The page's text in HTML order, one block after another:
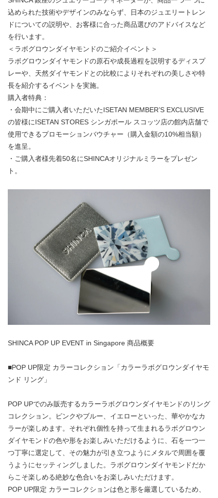
込められた技術やデザインのみならず、日本のジュエリートレン
ドについての説明や、お客様に合った商品選びのアドバイスなど
を行います。
＜ラボグロウンダイヤモンドのご紹介イベント＞
ラボグロウンダイヤモンドの原石や成長過程を説明するディスプ
レーや、天然ダイヤモンドとの比較によりそれぞれの美しさや特
長を紹介するイベントを実施。
購入者特典：
・会期中にご購入者いただいたISETAN MEMBER’S EXCLUSIVE
の皆様にISETAN STORES シンガポール スコッツ店の館内店舗で
使用できるプロモーションバウチャー（購入金額の10%相当額）
を進呈。
・ご購入者様先着50名にSHINCAオリジナルミラーをプレゼン
ト。
SHINCA POP UP EVENT in Singapore 商品概要
■POP UP限定 カラーコレクション「カラーラボグロウンダイヤモ
ンド リング」
POP UPでのみ販売するカラーラボグロウンダイヤモンドのリング
コレクション。ピンクやブルー、イエローといった、華やかなカ
ラーが楽しめます。それぞれ個性を持って生まれるラボグロウン
ダイヤモンドの色や形をお楽しみいただけるように、石を一つ一
つ丁寧に選定して、その魅力が引き立つようにメタルで周囲を覆
うようにセッティングしました。ラボグロウンダイヤモンドだか
らこそ楽しめる絶妙な色合いをお楽しみいただけます。
POP UP限定 カラーコレクションは色と形を厳選しているため、